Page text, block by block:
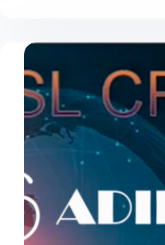
7:
PARA
Y
11
METROS
CON
PROGRAMA
GRG
Desktop